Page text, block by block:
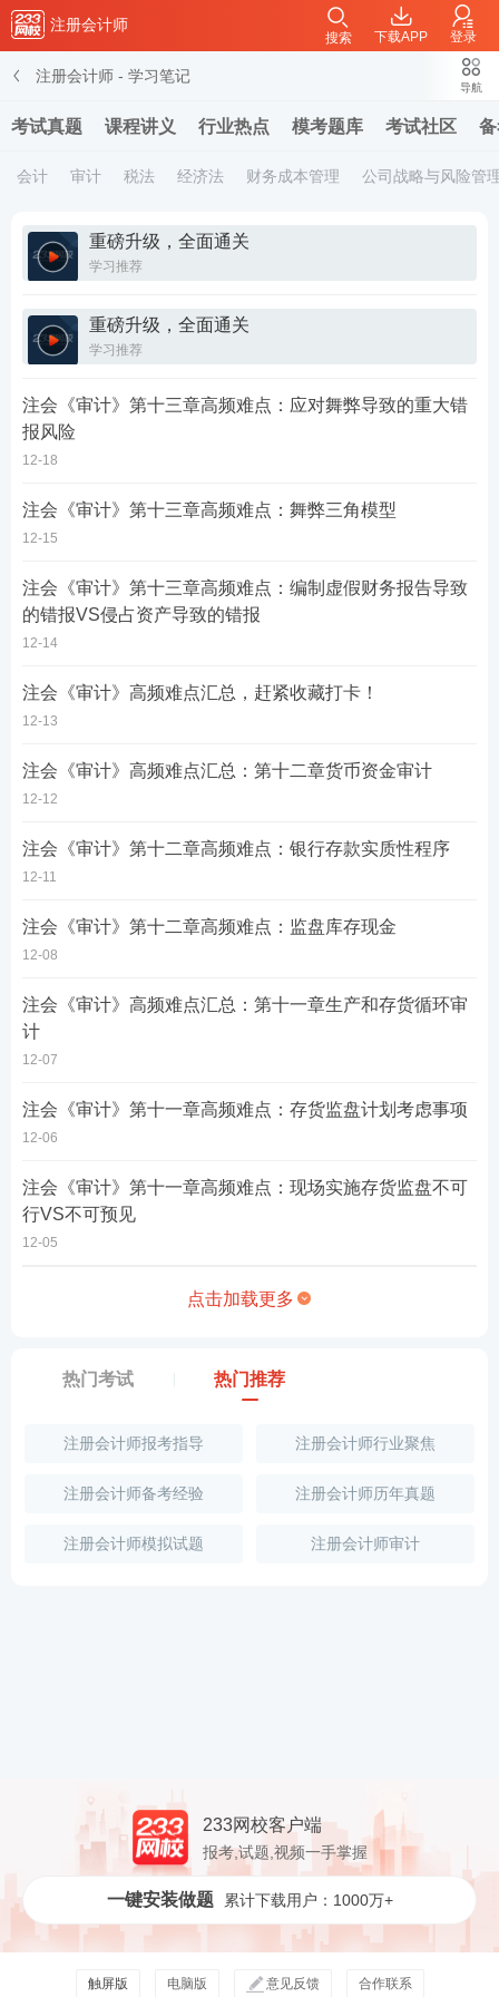
注册会计师
下载APP 登录
搜索
注册会计师 - 学习笔记
考试真题 课程讲义 行业热点 模考题库 考试社区
导航
会计 审计 税法 经济法 财务成本管理 公司战略与风险管
重磅升级，全面通关
学习推荐
重磅升级，全面通关
学习推荐
注会《审计》第十三章高频难点：应对舞弊导致的重大错
报风险
12-18
注会《审计》第十三章高频难点：舞弊三角模型
12-15
注会《审计》第十三章高频难点：编制虚假财务报告导致
的错报VS侵占资产导致的错报
12-14
注会《审计》高频难点汇总，赶紧收藏打卡！
12-13
注会《审计》高频难点汇总：第十二章货币资金审计
12-12
注会《审计》第十二章高频难点：银行存款实质性程序
12-11
注会《审计》第十二章高频难点：监盘库存现金
12-08
注会《审计》高频难点汇总：第十一章生产和存货循环审
计
12-07
注会《审计》第十一章高频难点：存货监盘计划考虑事项
12-06
注会《审计》第十一章高频难点：现场实施存货监盘不可
行VS不可预见
12-05
点击加载更多
热门考试 热门推荐
注册会计师报考指导 注册会计师行业聚焦
注册会计师备考经验 注册会计师历年真题
注册会计师模拟试题 注册会计师审计
233网校客户端
报考,试题,视频一手掌握
一键安装做题 累计下载用户：1000万+
触屏版 电脑版 意见反馈 合作联系